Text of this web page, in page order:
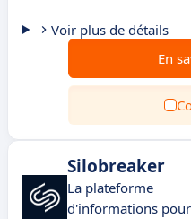
Voir plus de détails
En
Silobreaker
La plateforme
d'informations pour